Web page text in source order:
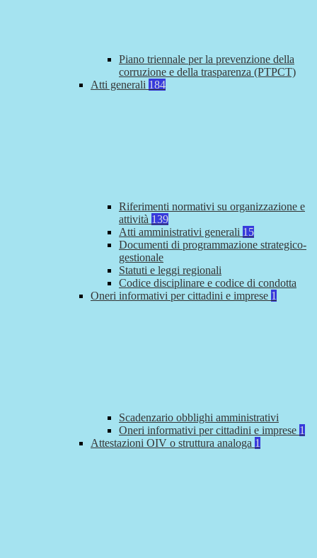
Piano triennale per la prevenzione della
corruzione e della trasparenza (PTPCT)
Atti generali 184
Riferimenti normativi su organizzazione e
attività 139
Atti amministrativi generali 15
Documenti di programmazione strategico-
gestionale
Statuti e leggi regionali
Codice disciplinare e codice di condotta
Oneri informativi per cittadini e imprese 1
Scadenzario obblighi amministrativi
Oneri informativi per cittadini e imprese 1
Attestazioni OIV o struttura analoga 1